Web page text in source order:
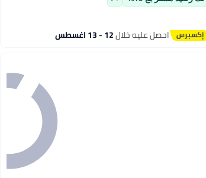
احصل عليه خلال12 - 13 اغسطس